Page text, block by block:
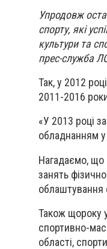
Упродовж
спорту, які
культури та
прес-служба
Так, у 2012
2011-2016
«У 2013 році
обладнанням у
Нагадаємо, що
занять
облаштування
Також щороку
спортивно-
області,